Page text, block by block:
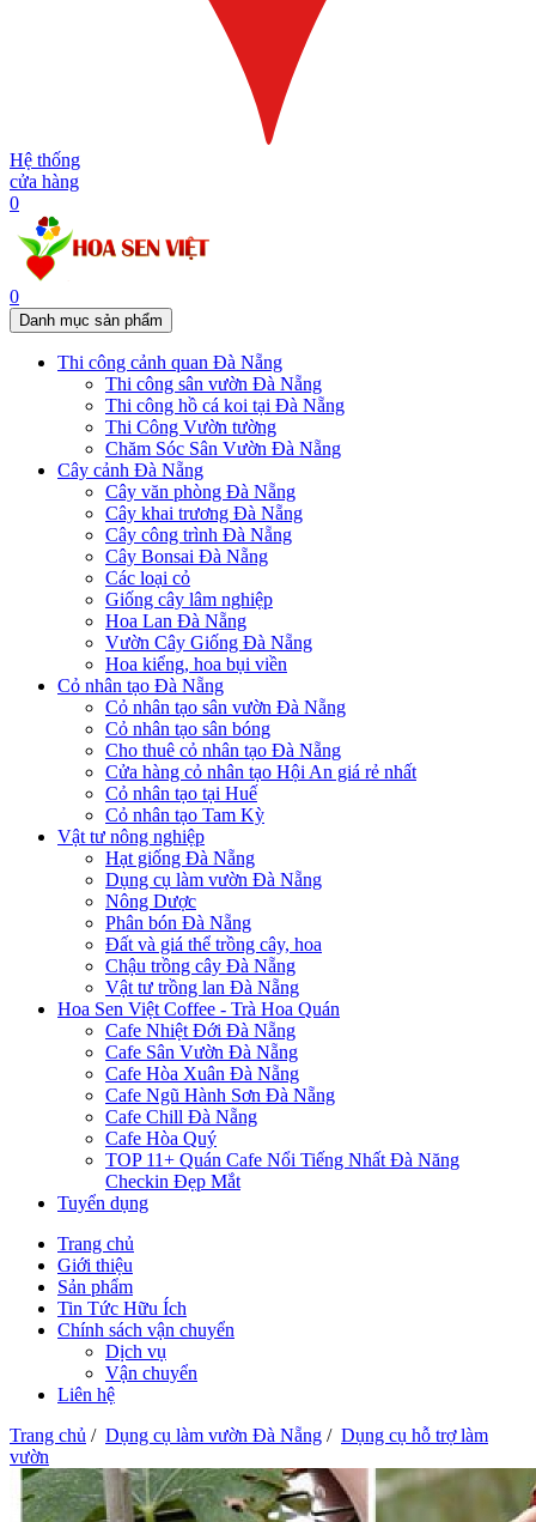
Hệ thống
cửa hàng
0
0
Danh mục sản phẩm
Thi công cảnh quan Đà Nẵng
Thi công sân vườn Đà Nẵng
Thi công hồ cá koi tại Đà Nẵng
Thi Công Vườn tường
Chăm Sóc Sân Vườn Đà Nẵng
Cây cảnh Đà Nẵng
Cây văn phòng Đà Nẵng
Cây khai trương Đà Nẵng
Cây công trình Đà Nẵng
Cây Bonsai Đà Nẵng
Các loại cỏ
Giống cây lâm nghiệp
Hoa Lan Đà Nẵng
Vườn Cây Giống Đà Nẵng
Hoa kiểng, hoa bụi viền
Cỏ nhân tạo Đà Nẵng
Cỏ nhân tạo sân vườn Đà Nẵng
Cỏ nhân tạo sân bóng
Cho thuê cỏ nhân tạo Đà Nẵng
Cửa hàng cỏ nhân tạo Hội An giá rẻ nhất
Cỏ nhân tạo tại Huế
Cỏ nhân tạo Tam Kỳ
Vật tư nông nghiệp
Hạt giống Đà Nẵng
Dụng cụ làm vườn Đà Nẵng
Nông Dược
Phân bón Đà Nẵng
Đất và giá thể trồng cây, hoa
Chậu trồng cây Đà Nẵng
Vật tư trồng lan Đà Nẵng
Hoa Sen Việt Coffee - Trà Hoa Quán
Cafe Nhiệt Đới Đà Nẵng
Cafe Sân Vườn Đà Nẵng
Cafe Hòa Xuân Đà Nẵng
Cafe Ngũ Hành Sơn Đà Nẵng
Cafe Chill Đà Nẵng
Cafe Hòa Quý
TOP 11+ Quán Cafe Nổi Tiếng Nhất Đà Năng
Checkin Đẹp Mắt
Tuyển dụng
Trang chủ
Giới thiệu
Sản phẩm
Tin Tức Hữu Ích
Chính sách vận chuyển
Dịch vụ
Vận chuyển
Liên hệ
Trang chủ / Dụng cụ làm vườn Đà Nẵng / Dụng cụ hỗ trợ làm
vườn